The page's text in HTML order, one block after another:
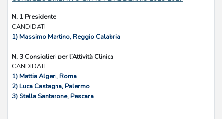
N. 1 Presidente
CANDIDATI
1) Massimo Martino, Reggio Calabria
N. 3 Consiglieri per l’Attività Clinica
CANDIDATI
1) Mattia Algeri, Roma
2) Luca Castagna, Palermo
3) Stella Santarone, Pescara